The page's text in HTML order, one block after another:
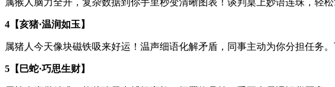
4【亥猪·温润如玉】
属猪人今天像块磁铁吸来好运！温声细语化解矛盾，同事主动为你分担任务
5【巳蛇·巧思生财】